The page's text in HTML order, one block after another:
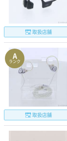
取扱店舗
A
ランク
取扱店舗